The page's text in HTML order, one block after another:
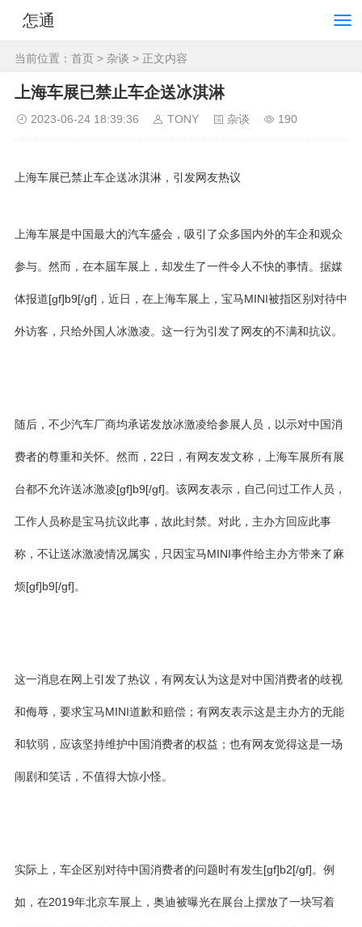
怎通
当前位置： 首页 > 杂谈 > 正文内容
上海车展已禁止车企送冰淇淋
2023-06-24 18:39:36 TONY 杂谈 190
上海车展已禁止车企送冰淇淋，引发网友热议
上海车展是中国最大的汽车盛会，吸引了众多国内外的车企和观众
参与。然而，在本届车展上，却发生了一件令人不快的事情。据媒
体报道[gf]b9[/gf]，近日，在上海车展上，宝马MINI被指区别对待中
外访客，只给外国人冰激凌。这一行为引发了网友的不满和抗议。
随后，不少汽车厂商均承诺发放冰激凌给参展人员，以示对中国消
费者的尊重和关怀。然而，22日，有网友发文称，上海车展所有展
台都不允许送冰激凌[gf]b9[/gf]。该网友表示，自己问过工作人员，
工作人员称是宝马抗议此事，故此封禁。对此，主办方回应此事
称，不让送冰激凌情况属实，只因宝马MINI事件给主办方带来了麻
烦[gf]b9[/gf]。
这一消息在网上引发了热议，有网友认为这是对中国消费者的歧视
和侮辱，要求宝马MINI道歉和赔偿；有网友表示这是主办方的无能
和软弱，应该坚持维护中国消费者的权益；也有网友觉得这是一场
闹剧和笑话，不值得大惊小怪。
实际上，车企区别对待中国消费者的问题时有发生[gf]b2[/gf]。例
如，在2019年北京车展上，奥迪被曝光在展台上摆放了一块写着